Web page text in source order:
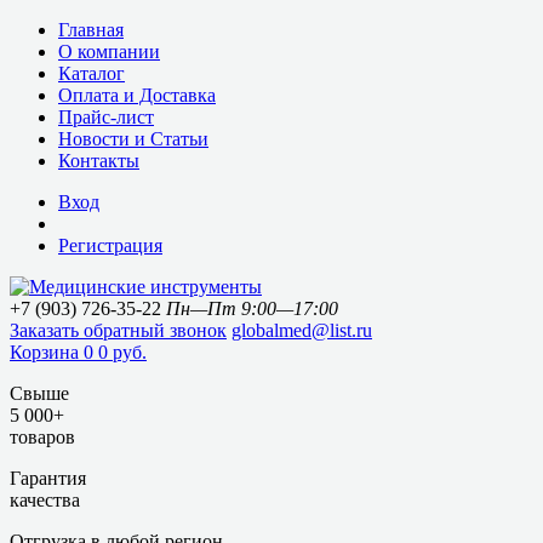
Главная
О компании
Каталог
Оплата и Доставка
Прайс-лист
Новости и Статьи
Контакты
Вход
Регистрация
+7 (903) 726-35-22 Пн—Пт 9:00—17:00
Заказать обратный звонок globalmed@list.ru
Корзина 0 0 руб.
Свыше
5 000+
товаров
Гарантия
качества